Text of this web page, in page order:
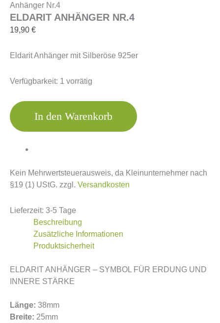
Anhänger Nr.4
ELDARIT ANHÄNGER NR.4
19,90 €
Eldarit Anhänger mit Silberöse 925er
Verfügbarkeit: 1 vorrätig
In den Warenkorb
Kein Mehrwertsteuerausweis, da Kleinunternehmer nach
§19 (1) UStG. zzgl. Versandkosten
Lieferzeit: 3-5 Tage
Beschreibung
Zusätzliche Informationen
Produktsicherheit
ELDARIT ANHÄNGER – SYMBOL FÜR ERDUNG UND
INNERE STÄRKE
Länge: 38mm
Breite: 25mm